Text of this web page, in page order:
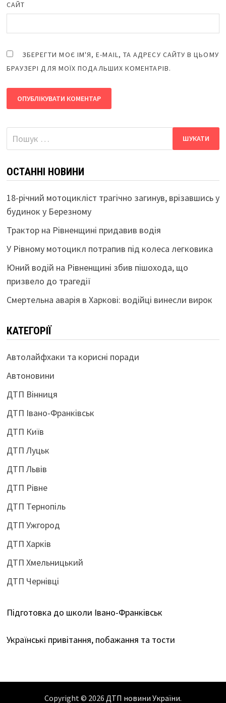
САЙТ
ЗБЕРЕГТИ МОЄ ІМ'Я, E-MAIL, ТА АДРЕСУ САЙТУ В ЦЬОМУ
БРАУЗЕРІ ДЛЯ МОЇХ ПОДАЛЬШИХ КОМЕНТАРІВ.
Пошук:
ОСТАННІ НОВИНИ
18-річний мотоцикліст трагічно загинув, врізавшись у
будинок у Березному
Трактор на Рівненщині придавив водія
У Рівному мотоцикл потрапив під колеса легковика
Юний водій на Рівненщині збив пішохода, що
призвело до трагедії
Смертельна аварія в Харкові: водійці винесли вирок
КАТЕГОРІЇ
Автолайфхаки та корисні поради
Автоновини
ДТП Вінниця
ДТП Івано-Франківськ
ДТП Київ
ДТП Луцьк
ДТП Львів
ДТП Рівне
ДТП Тернопіль
ДТП Ужгород
ДТП Харків
ДТП Хмельницький
ДТП Чернівці
Підготовка до школи Івано-Франківськ
Українські привітання, побажання та тости
Copyright © 2026 ДТП новини України.